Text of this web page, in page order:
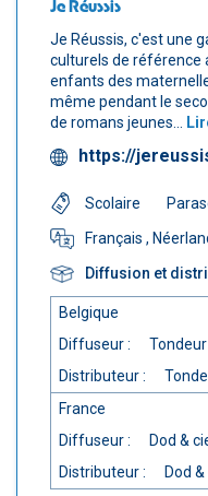
Je Réussis
Je Réussis, c'est une
culturels de référence
enfants des
même pendant le
de romans jeunes...
https://
Scolaire
Français ,
Diffusion et
Belgique
Diffuseur :
Distributeur :
France
Diffuseur :
Dod &
Distributeur :
Dod &